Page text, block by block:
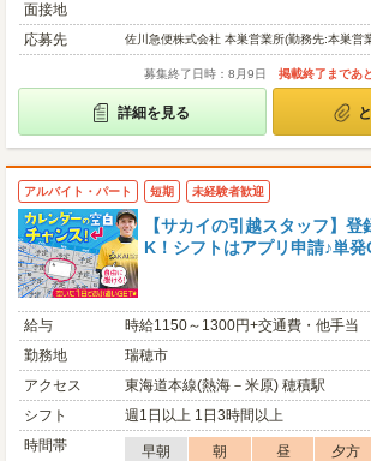
面接地
応募先
佐川急便株式会社 本巣営業所(勤務先:本巣営
募集終了日時：8月9日 掲載終了まであ
詳細を見る
アルバイト・パート 短期 未経験者歓迎
【サカイの引越スタッフ】
K！シフトはアプリ申請♪単
給与
時給1150～1300円+交通費・他手当
勤務地
瑞穂市
アクセス
東海道本線(熱海－米原) 穂積駅
シフト
週1日以上 1日3時間以上
時間帯
早朝 朝 昼 夕方